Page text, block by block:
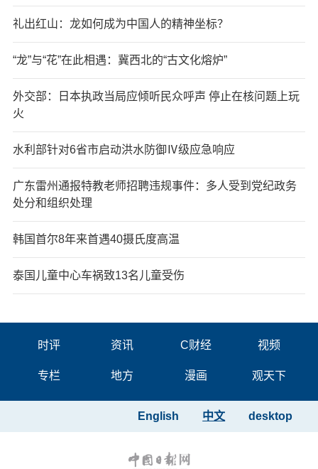
礼出红山：龙如何成为中国人的精神坐标？
“龙”与“花”在此相遇：冀西北的“古文化熔炉”
外交部：日本执政当局应倾听民众呼声 停止在核问题上玩
火
水利部针对6省市启动洪水防御Ⅳ级应急响应
广东雷州通报特教老师招聘违规事件：多人受到党纪政务
处分和组织处理
韩国首尔8年来首遇40摄氏度高温
泰国儿童中心车祸致13名儿童受伤
时评 资讯 C财经 视频
专栏 地方 漫画 观天下
desktop
中文
English